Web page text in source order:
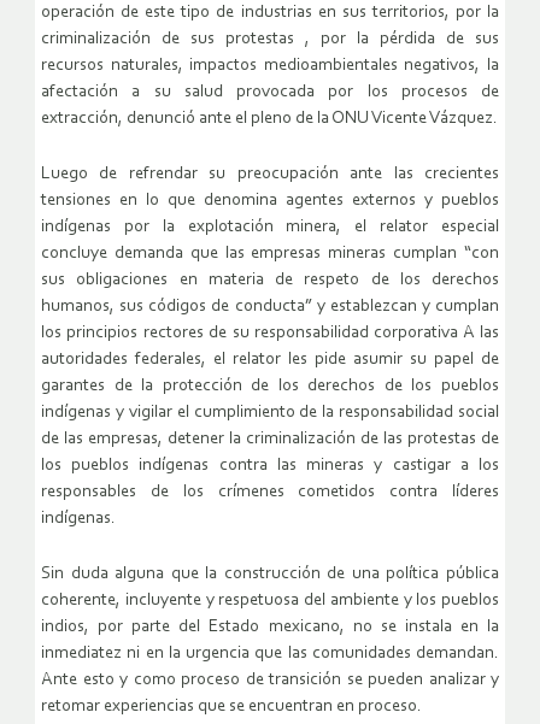
operación de este tipo de industrias en sus territorios, por la
criminalización de sus protestas , por la pérdida de sus
recursos naturales, impactos medioambientales negativos, la
afectación a su salud provocada por los procesos de
extracción, denunció ante el pleno de la ONU Vicente Vázquez.
Luego de refrendar su preocupación ante las crecientes
tensiones en lo que denomina agentes externos y pueblos
indígenas por la explotación minera, el relator especial
concluye demanda que las empresas mineras cumplan “con
sus obligaciones en materia de respeto de los derechos
humanos, sus códigos de conducta” y establezcan y cumplan
los principios rectores de su responsabilidad corporativa A las
autoridades federales, el relator les pide asumir su papel de
garantes de la protección de los derechos de los pueblos
indígenas y vigilar el cumplimiento de la responsabilidad social
de las empresas, detener la criminalización de las protestas de
los pueblos indígenas contra las mineras y castigar a los
responsables de los crímenes cometidos contra líderes
indígenas.
Sin duda alguna que la construcción de una política pública
coherente, incluyente y respetuosa del ambiente y los pueblos
indios, por parte del Estado mexicano, no se instala en la
inmediatez ni en la urgencia que las comunidades demandan.
Ante esto y como proceso de transición se pueden analizar y
retomar experiencias que se encuentran en proceso.